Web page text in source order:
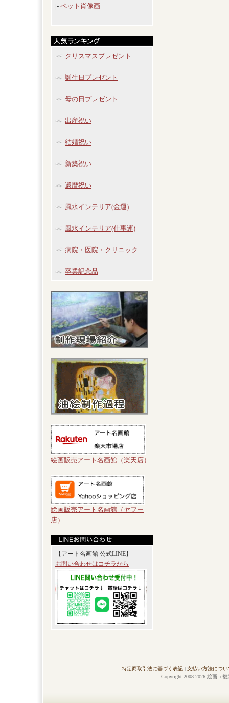
|- ペット肖像画
クリスマスプレゼント
誕生日プレゼント
母の日プレゼント
出産祝い
結婚祝い
新築祝い
還暦祝い
風水インテリア(金運)
風水インテリア(仕事運)
病院・医院・クリニック
卒業記念品
絵画販売アート名画館（楽天店）
絵画販売アート名画館（ヤフー
店）
【アート名画館 公式LINE】
お問い合わせはコチラから
特定商取引法に基づく表記 | 支払い方法につい
Copyright 2008-2026 絵画（